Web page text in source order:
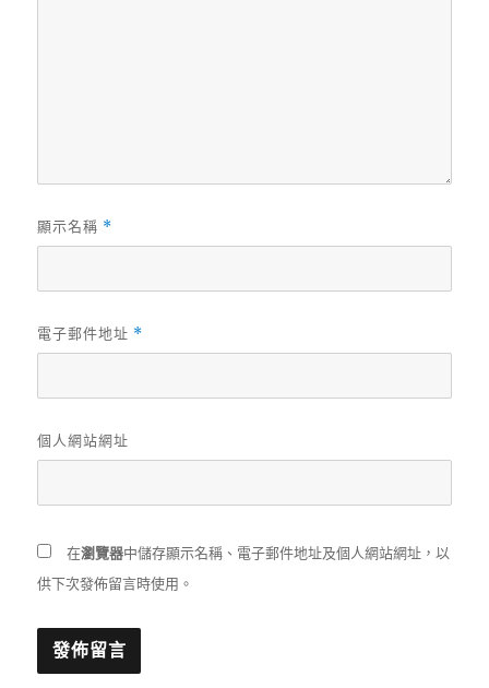
顯示名稱 *
電子郵件地址 *
個人網站網址
在瀏覽器中儲存顯示名稱、電子郵件地址及個人網站網址，以
供下次發佈留言時使用。